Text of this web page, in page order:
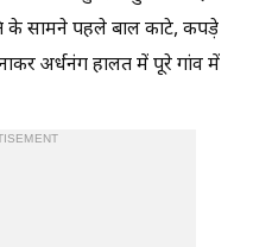
के सामने पहले बाल काटे, कपड़े
अर्धनंग हालत में पूरे गांव में